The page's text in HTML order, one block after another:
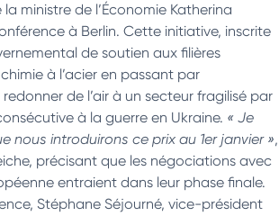
ministre de l’Économie Katherina
à Berlin. Cette initiative, inscrite
de soutien aux filières
à l’acier en passant par
redonner de l’air à un secteur fragilisé par
à la guerre en Ukraine. « Je
nous introduirons ce prix au 1er janvier »,
précisant que les négociations avec
entraient dans leur phase finale.
Stéphane Séjourné, vice-président